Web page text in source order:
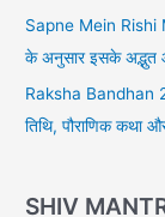
Sapne Mein Rishi
के अनुसार इसके
Raksha Bandhan
तिथि, पौराणिक कथा
SHIV